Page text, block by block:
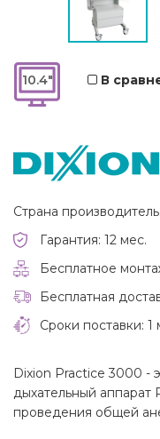
10.4" В
Страна
Гарантия: 12 мес.
Бесплатное
Бесплатная
Сроки поставки: 1
Dixion Practice 3000 -
дыхательный аппарат
проведения общей